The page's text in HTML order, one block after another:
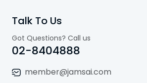
Talk To Us
Got Questions? Call us
02-8404888
member@jamsai.com